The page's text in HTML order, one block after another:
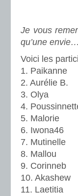
Je vous
qu’une
Voici les
1. Paikanne
2. Aurélie B.
3. Olya
4.
5. Malorie
6. Iwona46
7. Mutinelle
8. Mallou
9. Corinneb
10. Akashew
11. Laetitia